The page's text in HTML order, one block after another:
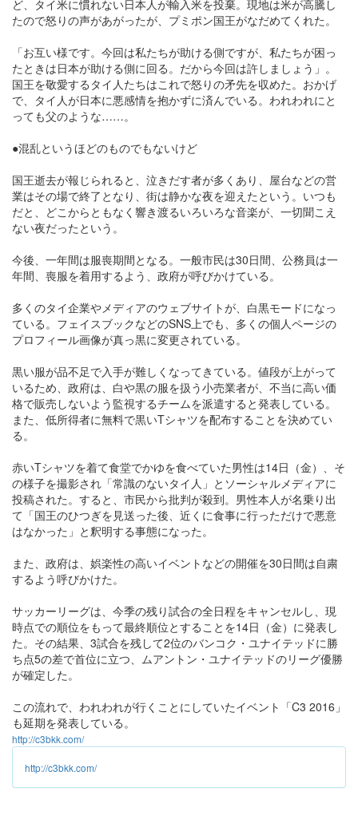
ど、タイ米に慣れない日本人が輸入米を投棄。現地は米が高騰し
たので怒りの声があがったが、プミポン国王がなだめてくれた。
「お互い様です。今回は私たちが助ける側ですが、私たちが困っ
たときは日本が助ける側に回る。だから今回は許しましょう」。
国王を敬愛するタイ人たちはこれで怒りの矛先を収めた。おかげ
で、タイ人が日本に悪感情を抱かずに済んでいる。われわれにと
っても父のような……。
●混乱というほどのものでもないけど
国王逝去が報じられると、泣きだす者が多くあり、屋台などの営
業はその場で終了となり、街は静かな夜を迎えたという。いつも
だと、どこからともなく響き渡るいろいろな音楽が、一切聞こえ
ない夜だったという。
今後、一年間は服喪期間となる。一般市民は30日間、公務員は一
年間、喪服を着用するよう、政府が呼びかけている。
多くのタイ企業やメディアのウェブサイトが、白黒モードになっ
ている。フェイスブックなどのSNS上でも、多くの個人ページの
プロフィール画像が真っ黒に変更されている。
黒い服が品不足で入手が難しくなってきている。値段が上がって
いるため、政府は、白や黒の服を扱う小売業者が、不当に高い価
格で販売しないよう監視するチームを派遣すると発表している。
また、低所得者に無料で黒いTシャツを配布することを決めてい
る。
赤いTシャツを着て食堂でかゆを食べていた男性は14日（金）、そ
の様子を撮影され「常識のないタイ人」とソーシャルメディアに
投稿された。すると、市民から批判が殺到。男性本人が名乗り出
て「国王のひつぎを見送った後、近くに食事に行っただけで悪意
はなかった」と釈明する事態になった。
また、政府は、娯楽性の高いイベントなどの開催を30日間は自粛
するよう呼びかけた。
サッカーリーグは、今季の残り試合の全日程をキャンセルし、現
時点での順位をもって最終順位とすることを14日（金）に発表し
た。その結果、3試合を残して2位のバンコク・ユナイテッドに勝
ち点5の差で首位に立つ、ムアントン・ユナイテッドのリーグ優勝
が確定した。
この流れで、われわれが行くことにしていたイベント「C3 2016」
も延期を発表している。
http://c3bkk.com/
http://c3bkk.com/